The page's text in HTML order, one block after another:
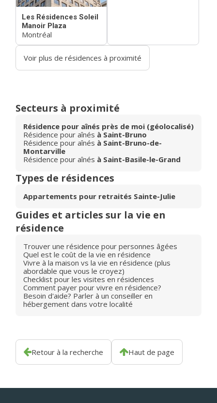
Les Résidences Soleil
Manoir Plaza
Montréal
Voir plus de résidences à proximité
Secteurs à proximité
Résidence pour aînés près de moi (géolocalisé)
Résidence pour aînés à Saint-Bruno
Résidence pour aînés à Saint-Bruno-de-
Montarville
Résidence pour aînés à Saint-Basile-le-Grand
Types de résidences
Appartements pour retraités Sainte-Julie
Guides et articles sur la vie en
résidence
Trouver une résidence pour personnes âgées
Quel est le coût de la vie en résidence
Vivre à la maison vs la vie en résidence (plus
abordable que vous le croyez)
Checklist pour les visites en résidences
Comment payer pour vivre en résidence?
Besoin d'aide? Parler à un conseiller en
hébergement dans votre localité
Retour à la recherche Haut de page